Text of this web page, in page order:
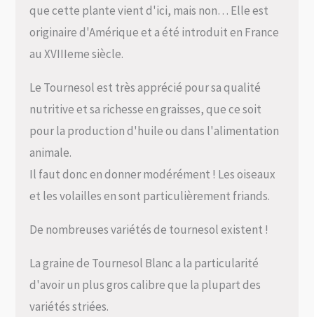
que cette plante vient d'ici, mais non… Elle est
originaire d'Amérique et a été introduit en France
au XVIIIeme siècle.
Le Tournesol est très apprécié pour sa qualité
nutritive et sa richesse en graisses, que ce soit
pour la production d'huile ou dans l'alimentation
animale.
Il faut donc en donner modérément ! Les oiseaux
et les volailles en sont particulièrement friands.
De nombreuses variétés de tournesol existent !
La graine de Tournesol Blanc a la particularité
d'avoir un plus gros calibre que la plupart des
variétés striées.